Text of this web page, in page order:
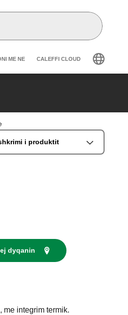
ME NE CALEFFI CLOUD
i produktit
dyqanin
me integrim termik.